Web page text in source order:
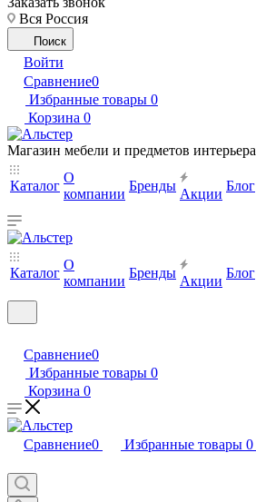
Вся Россия
Поиск
Войти
Сравнение0
Избранные товары 0
Корзина 0
Магазин мебели и предметов интерьера
Каталог
О
компании
Бренды
Акции
Блог
Каталог
О
компании
Бренды
Акции
Блог
Сравнение0
Избранные товары 0
Корзина 0
Сравнение0 Избранные товары 0